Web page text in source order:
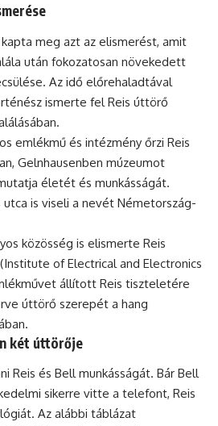
meg azt az elismerést, amit
után fokozatosan növekedett
Az idő előrehaladtával
ismerte fel Reis úttörő
emlékmű és intézmény őrzi Reis
Gelnhausenben múzeumot
életét és munkásságát.
is viseli a nevét Németország-
közösség is elismerte Reis
of Electrical and Electronics
állított Reis tiszteletére
úttörő szerepét a hang
két úttörője
Reis és Bell munkásságát. Bár Bell
sikerre vitte a telefont, Reis
Az alábbi táblázat